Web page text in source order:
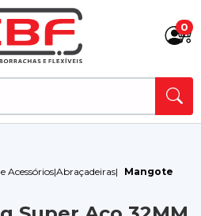
0
Acessórios|Abraçadeiras| Mangote